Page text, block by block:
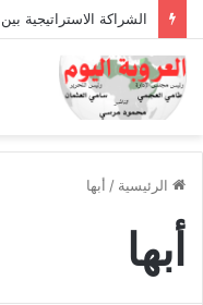
الرئيسية / أبها
أبها